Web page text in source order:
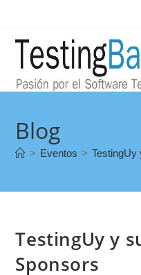
Blog
> Eventos > TestingUy
TestingUy y
Sponsors